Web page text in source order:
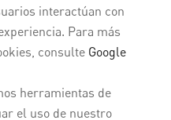
interactúan con
Para más
consulte Google
herramientas de
el uso de nuestro